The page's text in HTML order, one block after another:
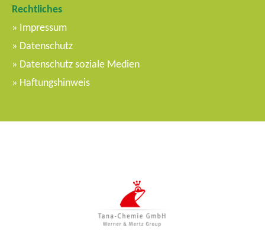
Rechtliches
Impressum
Datenschutz
Datenschutz soziale Medien
Haftungshinweis